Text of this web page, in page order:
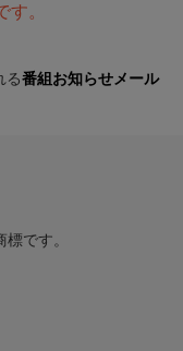
。
る番組お知らせメール
です。